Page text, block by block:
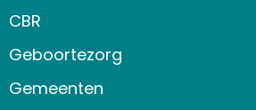
CBR
Geboortezorg
Gemeenten